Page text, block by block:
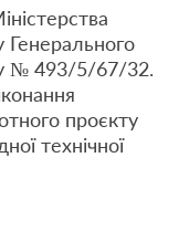
Генерального
№ 493/5/67/32.
проєкту
технічної